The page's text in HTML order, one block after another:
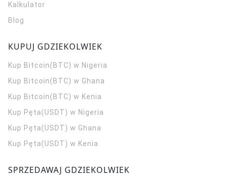
Kalkulator
Blog
KUPUJ GDZIEKOLWIEK
Kup Bitcoin(BTC) w Nigeria
Kup Bitcoin(BTC) w Ghana
Kup Bitcoin(BTC) w Kenia
Kup Pęta(USDT) w Nigeria
Kup Pęta(USDT) w Ghana
Kup Pęta(USDT) w Kenia
SPRZEDAWAJ GDZIEKOLWIEK